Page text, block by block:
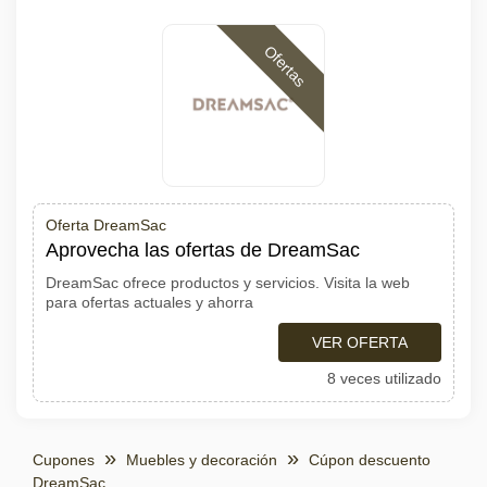
Ofertas
Oferta DreamSac
Aprovecha las ofertas de DreamSac
DreamSac ofrece productos y servicios. Visita la web
para ofertas actuales y ahorra
VER OFERTA
8 veces utilizado
Cupones Muebles y decoración
Cúpon descuento
DreamSac